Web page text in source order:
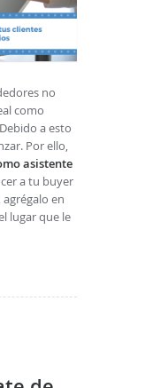
no
como
a esto
Por ello,
asistente
a tu buyer
en
lugar que le